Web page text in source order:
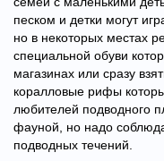
песком и детки могут
но в некоторых местах
специальной обуви
магазинах или сразу
коралловые рифы
любителей подводного
фауной, но надо
подводных течений.